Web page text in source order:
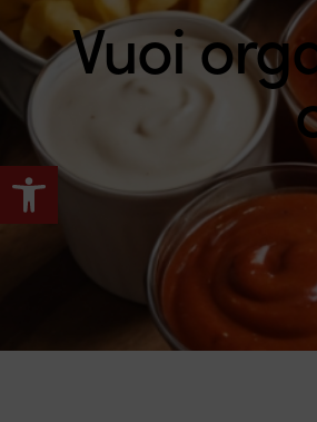
Apri la barra degli strumenti
Vuoi